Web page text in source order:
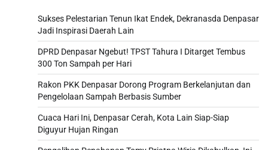
Sukses Pelestarian Tenun Ikat Endek, Dekranasda Denpasar
Jadi Inspirasi Daerah Lain
DPRD Denpasar Ngebut! TPST Tahura I Ditarget Tembus
300 Ton Sampah per Hari
Rakon PKK Denpasar Dorong Program Berkelanjutan dan
Pengelolaan Sampah Berbasis Sumber
Cuaca Hari Ini, Denpasar Cerah, Kota Lain Siap-Siap
Diguyur Hujan Ringan